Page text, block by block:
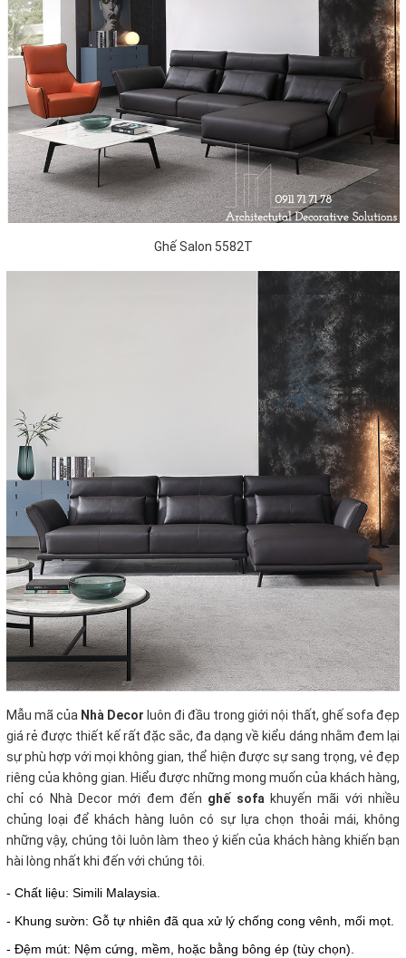
Ghế Salon 5582T
Mẫu mã của Nhà Decor luôn đi đầu trong giới nội thất, ghế sofa đẹp
giá rẻ được thiết kế rất đặc sắc, đa dạng về kiểu dáng nhằm đem lại
sự phù hợp với mọi không gian, thể hiện được sự sang trọng, vẻ đẹp
riêng của không gian. Hiểu được những mong muốn của khách hàng,
chỉ có Nhà Decor mới đem đến ghế sofa khuyến mãi với nhiều
chủng loại để khách hàng luôn có sự lựa chọn thoải mái, không
những vậy, chúng tôi luôn làm theo ý kiến của khách hàng khiến bạn
hài lòng nhất khi đến với chúng tôi.
- Chất liệu: Simili Malaysia.
- Khung sườn: Gỗ tự nhiên đã qua xử lý chống cong vênh, mối mọt.
- Đệm mút: Nệm cứng, mềm, hoặc bằng bông ép (tùy chọn).